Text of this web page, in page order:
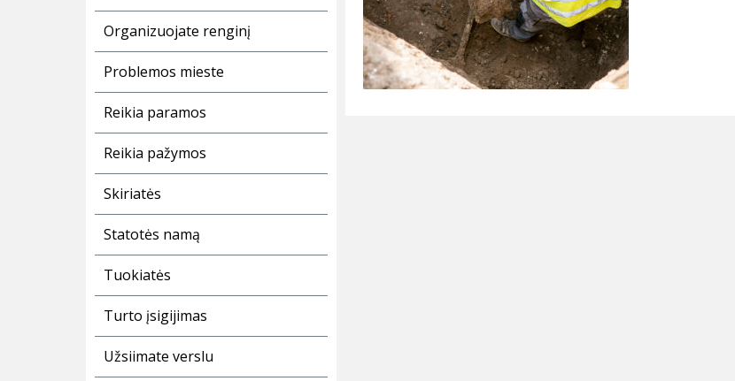
Organizuojate renginį
Problemos mieste
Reikia paramos
Reikia pažymos
Skiriatės
Statotės namą
Tuokiatės
Turto įsigijimas
Užsiimate verslu